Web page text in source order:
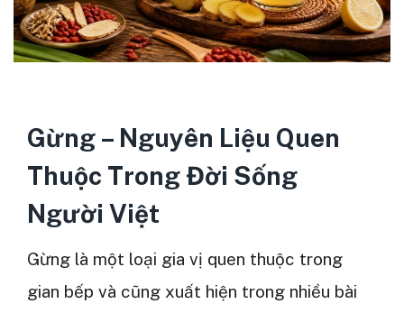
Gừng – Nguyên Liệu Quen
Thuộc Trong Đời Sống
Người Việt
Gừng là một loại gia vị quen thuộc trong
gian bếp và cũng xuất hiện trong nhiều bài